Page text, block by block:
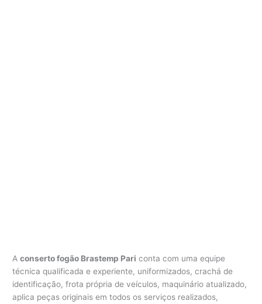
Aconserto fogão Brastemp Pari conta com uma equipe
técnica qualificada e experiente, uniformizados, crachá de
identificação, frota própria de veículos, maquinário atualizado,
aplica peças originais em todos os serviços realizados,